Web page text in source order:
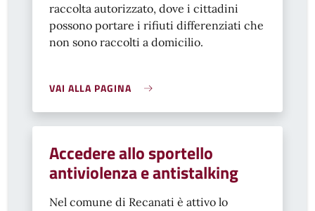
raccolta autorizzato, dove i cittadini
possono portare i rifiuti differenziati che
non sono raccolti a domicilio.
VAI ALLA PAGINA
Accedere allo sportello
antiviolenza e antistalking
Nel comune di Recanati è attivo lo